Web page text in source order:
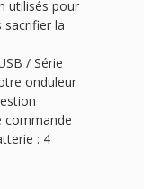
utilisés pour
sacrifier la
/ Série
onduleur
commande
: 4